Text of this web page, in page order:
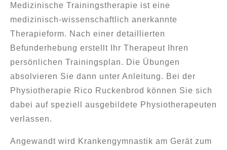
Medizinische Trainingstherapie ist eine
medizinisch-wissenschaftlich anerkannte
Therapieform. Nach einer detaillierten
Befunderhebung erstellt Ihr Therapeut Ihren
persönlichen Trainingsplan. Die Übungen
absolvieren Sie dann unter Anleitung. Bei der
Physiotherapie Rico Ruckenbrod können Sie sich
dabei auf speziell ausgebildete Physiotherapeuten
verlassen.
Angewandt wird Krankengymnastik am Gerät zum